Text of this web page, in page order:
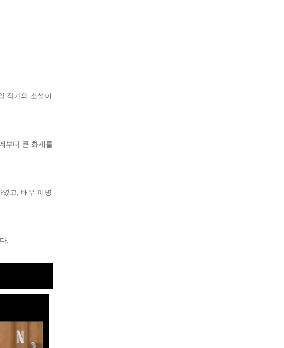
작가의 소설이
부터 큰 화제를
고, 배우 이병
.